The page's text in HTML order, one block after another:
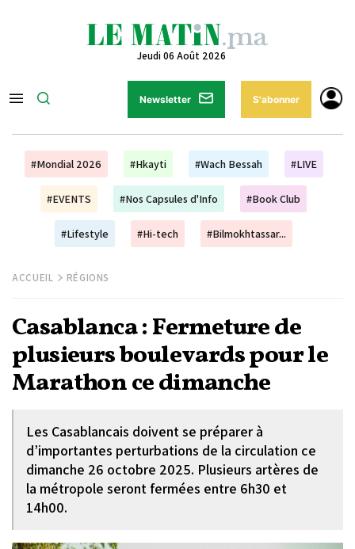
Jeudi 06 Août 2026
Newsletter S'abonner
#Mondial 2026 #Hkayti #Wach Bessah #LIVE
#EVENTS #Nos Capsules d'Info #Book Club
#Lifestyle #Hi-tech #Bilmokhtassar...
ACCUEIL RÉGIONS
Casablanca : Fermeture de
plusieurs boulevards pour le
Marathon ce dimanche
Les Casablancais doivent se préparer à
d’importantes perturbations de la circulation ce
dimanche 26 octobre 2025. Plusieurs artères de
la métropole seront fermées entre 6h30 et
14h00.